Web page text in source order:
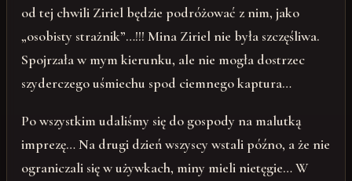
od tej chwili Ziriel będzie podróżować z nim, jako
„osobisty strażnik”…!!! Mina Ziriel nie była szczęśliwa.
Spojrzała w mym kierunku, ale nie mogła dostrzec
szyderczego uśmiechu spod ciemnego kaptura…
Po wszystkim udaliśmy się do gospody na malutką
imprezę… Na drugi dzień wszyscy wstali późno, a że nie
ograniczali się w używkach, miny mieli nietęgie… W